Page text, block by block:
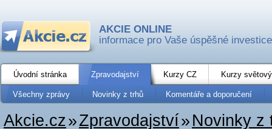
AKCIE ONLINE
informace pro Vaše úspěšné investice
Úvodní stránka Zpravodajství Kurzy CZ Kurzy
Všechny zprávy Novinky z trhů Komentáře a doporučení
Akcie.cz»Zpravodajství» Novinky z